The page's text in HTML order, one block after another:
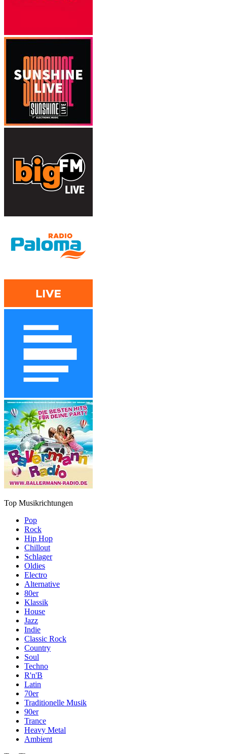
Top Musikrichtungen
Pop
Rock
Hip Hop
Chillout
Schlager
Oldies
Electro
Alternative
80er
Klassik
House
Jazz
Indie
Classic Rock
Country
Soul
Techno
R'n'B
Latin
70er
Traditionelle Musik
90er
Trance
Heavy Metal
Ambient